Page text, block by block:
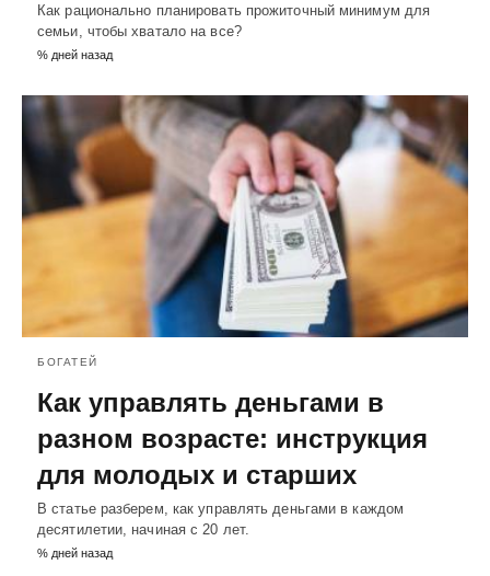
Как рационально планировать прожиточный минимум для
семьи, чтобы хватало на все?
% дней назад
БОГАТЕЙ
Как управлять деньгами в
разном возрасте: инструкция
для молодых и старших
В статье разберем, как управлять деньгами в каждом
десятилетии, начиная с 20 лет.
% дней назад